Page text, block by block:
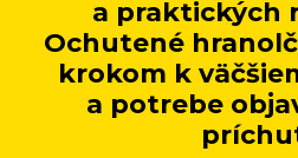
a praktických
Ochutené
krokom k
a potrebe